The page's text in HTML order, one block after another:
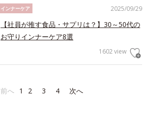
2025/09/29
インナーケア
【社員が推す食品・サプリは？】30～50代の
お守りインナーケア8選
1602 view
前へ 1 2 3 4 次へ